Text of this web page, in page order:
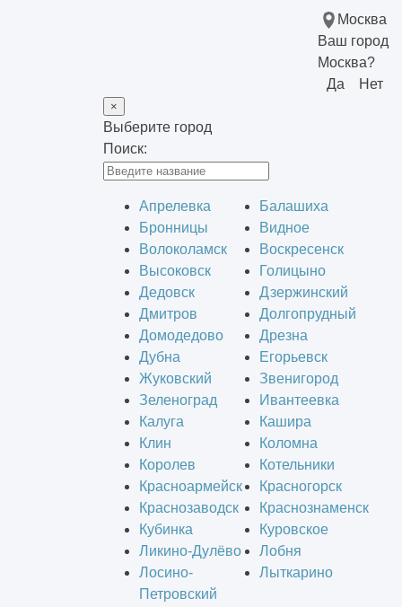
Москва
Ваш город
Москва?
Да
Нет
×
Выберите город
Поиск:
Апрелевка
Балашиха
Бронницы
Видное
Волоколамск
Воскресенск
Высоковск
Голицыно
Дедовск
Дзержинский
Дмитров
Долгопрудный
Домодедово
Дрезна
Дубна
Егорьевск
Жуковский
Звенигород
Зеленоград
Ивантеевка
Калуга
Кашира
Клин
Коломна
Королев
Котельники
Красноармейск
Красногорск
Краснозаводск
Краснознаменск
Кубинка
Куровское
Ликино-Дулёво
Лобня
Лосино-
Петровский
Лыткарино